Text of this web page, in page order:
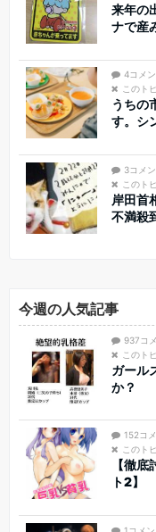
来年の
ナで産
4コメ
このト
うちの
す。シ
3コメ
このト
岸田首
不満殺
今週の人気記事
937コ
このト
ガール
か？
152コ
このト
【徹
ト2】